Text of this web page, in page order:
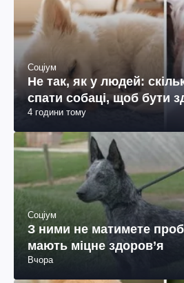
Соціум
Не так, як у людей:
спати собаці, щоб бути
4 години тому
Соціум
З ними не матимете
мають міцне здоров’я
Вчора